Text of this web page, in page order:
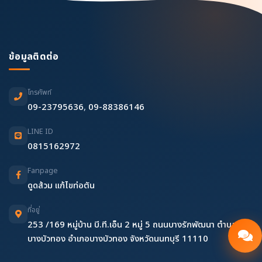
ข้อมูลติดต่อ
โทรศัพท์
09-23795636, 09-88386146
LINE ID
0815162972
Fanpage
ดูดส้วม แก้ไขท่อตัน
ที่อยู่
253 /169 หมู่บ้าน บี.ที.เอ็น 2 หมู่ 5 ถนนบางรักพัฒนา ตำบล
บางบัวทอง อำเภอบางบัวทอง จังหวัดนนทบุรี 11110